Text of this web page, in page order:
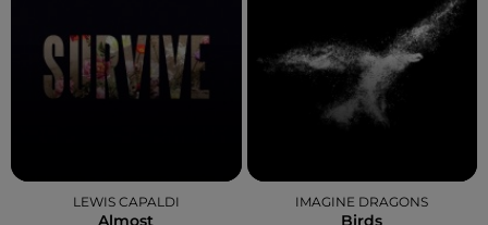
LEWIS CAPALDI
Almost
IMAGINE DRAGONS
Birds